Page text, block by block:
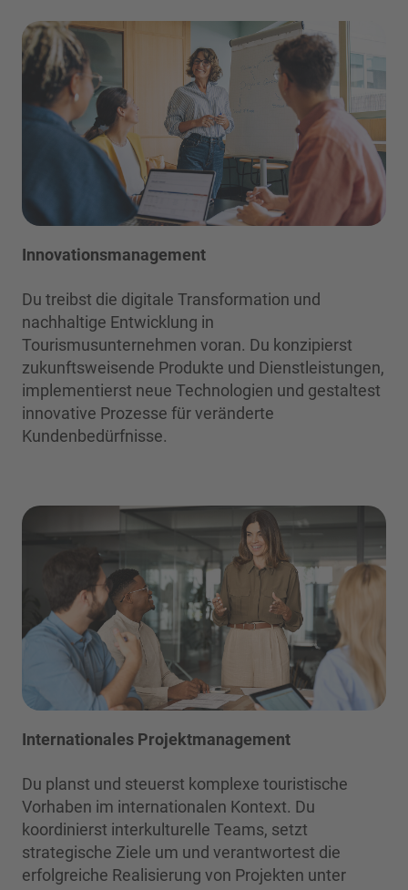
Innovationsmanagement
Du treibst die digitale Transformation und
nachhaltige Entwicklung in
Tourismusunternehmen voran. Du konzipierst
zukunftsweisende Produkte und Dienstleistungen,
implementierst neue Technologien und gestaltest
innovative Prozesse für veränderte
Kundenbedürfnisse.
Internationales Projektmanagement
Du planst und steuerst komplexe touristische
Vorhaben im internationalen Kontext. Du
koordinierst interkulturelle Teams, setzt
strategische Ziele um und verantwortest die
erfolgreiche Realisierung von Projekten unter